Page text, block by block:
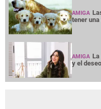
AMIGA
tener
AMIGA
y el